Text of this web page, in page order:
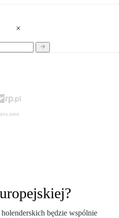
będzie wspólnie